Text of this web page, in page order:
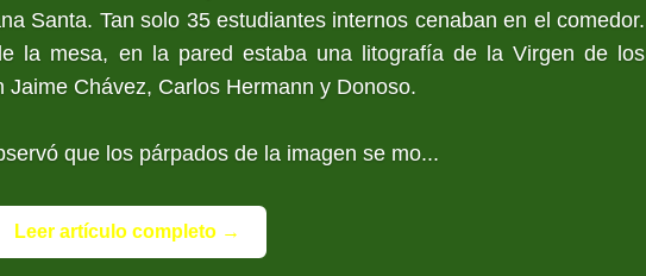
Santa. Tan solo 35 estudiantes internos cenaban en el comedor.
la mesa, en la pared estaba una litografía de la Virgen de los
Chávez, Carlos Hermann y Donoso.
que los párpados de la imagen se mo...
Leer artículo completo →